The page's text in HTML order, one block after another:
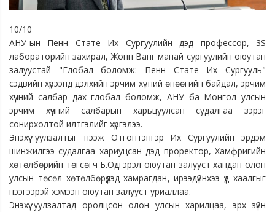
10/10
АНУ-ын Пенн Стате Их Сургуулийн дэд профессор, 3S
лабораторийн захирал, Жонн Ванг манай сургуулийн оюутан
залуустай "Глобал боломж: Пенн Стате Их Сургууль"
сэдвийн хүрээнд дэлхийн эрчим хүчний өнөөгийн байдал, эрчим
хүчний салбар дах глобал боломж, АНУ ба Монгол улсын
эрчим хүчний салбарын харьцуулсан судалгаа зэрэг
сонирхолтой илтгэлийг хүргэлээ.
Энэхүү уулзалтыг нээж Отгонтэнгэр Их Сургуулийн эрдэм
шинжилгээ судалгаа хариуцсан дэд проректор, Хамфригийн
хөтөлбөрийн төгсөгч Б.Одгэрэл оюутан залууст хандан олон
улсын төсөл хөтөлбөрүүдэд хамрагдан, ирээдүйнхээ үүд хаалгыг
нээгээрэй хэмээн оюутан залууст уриаллаа.
Энэхүү уулзалтад оролцсон олон улсын харилцаа, эрх зүйн